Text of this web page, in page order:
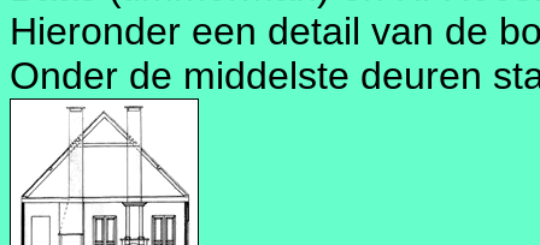
Hieronder een detail van de
Onder de middelste deuren